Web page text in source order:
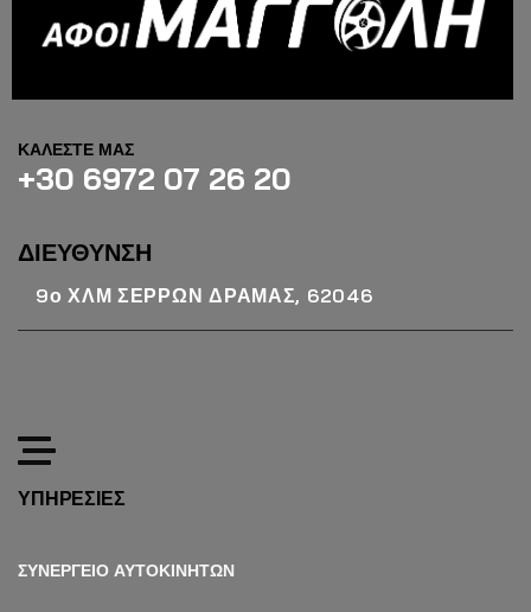
ΚΑΛΕΣΤΕ ΜΑΣ
+30 6972 07 26 20
ΔΙΕΥΘΥΝΣΗ
9ο ΧΛΜ ΣΕΡΡΩΝ ΔΡΑΜΑΣ, 62046
ΥΠΗΡΕΣΙΕΣ
ΣΥΝΕΡΓΕΙΟ ΑΥΤΟΚΙΝΗΤΩΝ